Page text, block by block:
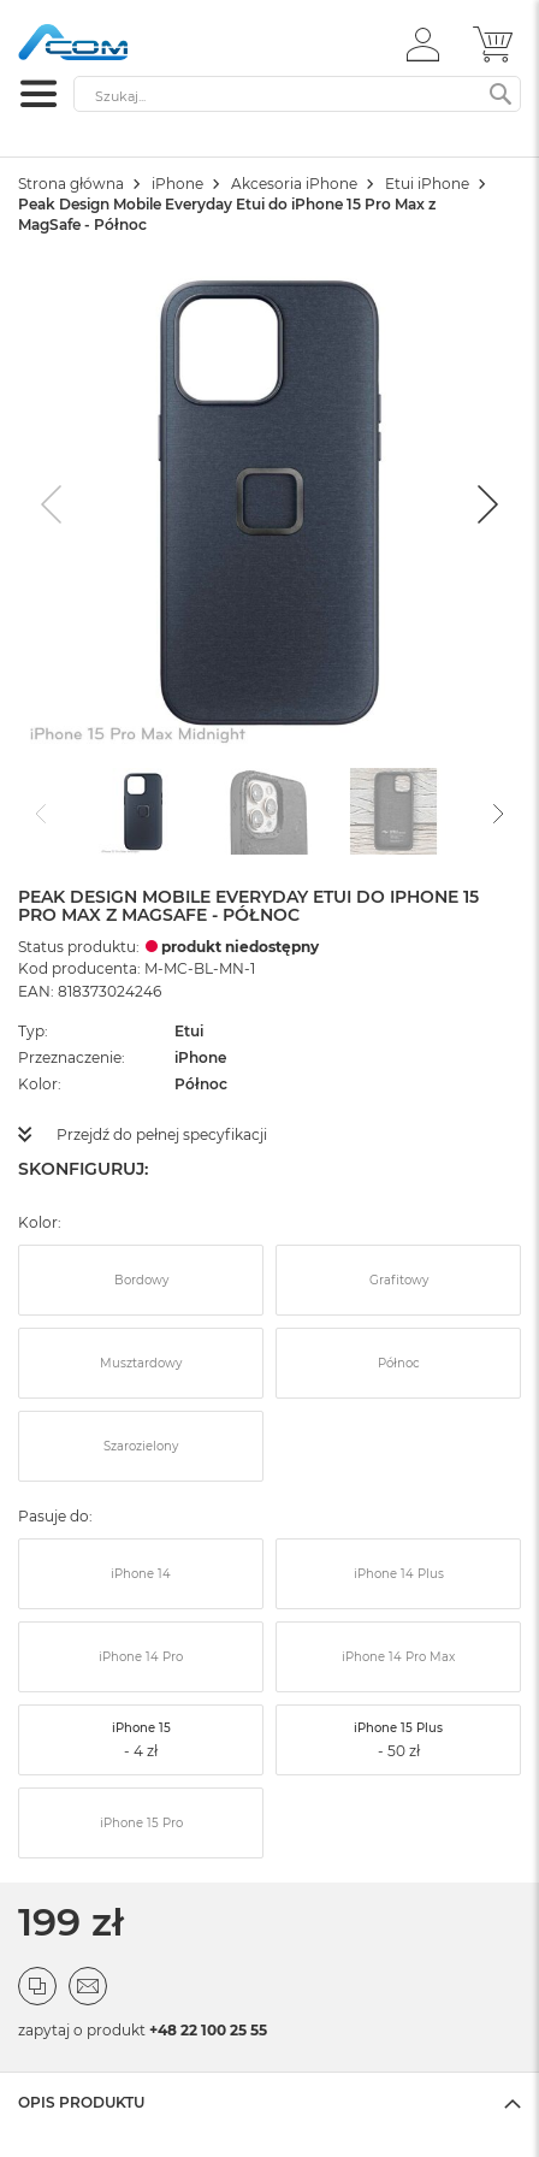
ZALOGUJ
SIĘ
Szukaj
Strona główna iPhone Akcesoria iPhone
Etui iPhone
Peak Design Mobile Everyday Etui do iPhone 15 Pro Max z
MagSafe - Północ
PEAK DESIGN MOBILE EVERYDAY ETUI DO IPHONE 15
PRO MAX Z MAGSAFE - PÓŁNOC
Status produktu:
produkt niedostępny
Kod producenta: M-MC-BL-MN-1
EAN: 818373024246
Typ
Etui
Przeznaczenie
iPhone
Kolor
Północ
Przejdź do pełnej specyfikacji
SKONFIGURUJ:
Kolor:
Bordowy Grafitowy
Musztardowy Północ
Szarozielony
Pasuje do:
iPhone 14 iPhone 14 Plus
iPhone 14 Pro iPhone 14 Pro Max
iPhone 15 iPhone 15 Plus
iPhone 15 Pro
199 zł
zapytaj o produkt +48 22 100 25 55
OPIS PRODUKTU